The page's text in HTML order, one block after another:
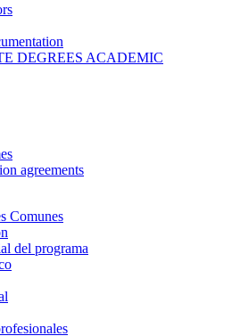
DEGREES ACADEMIC
agreements
Comunes
del programa